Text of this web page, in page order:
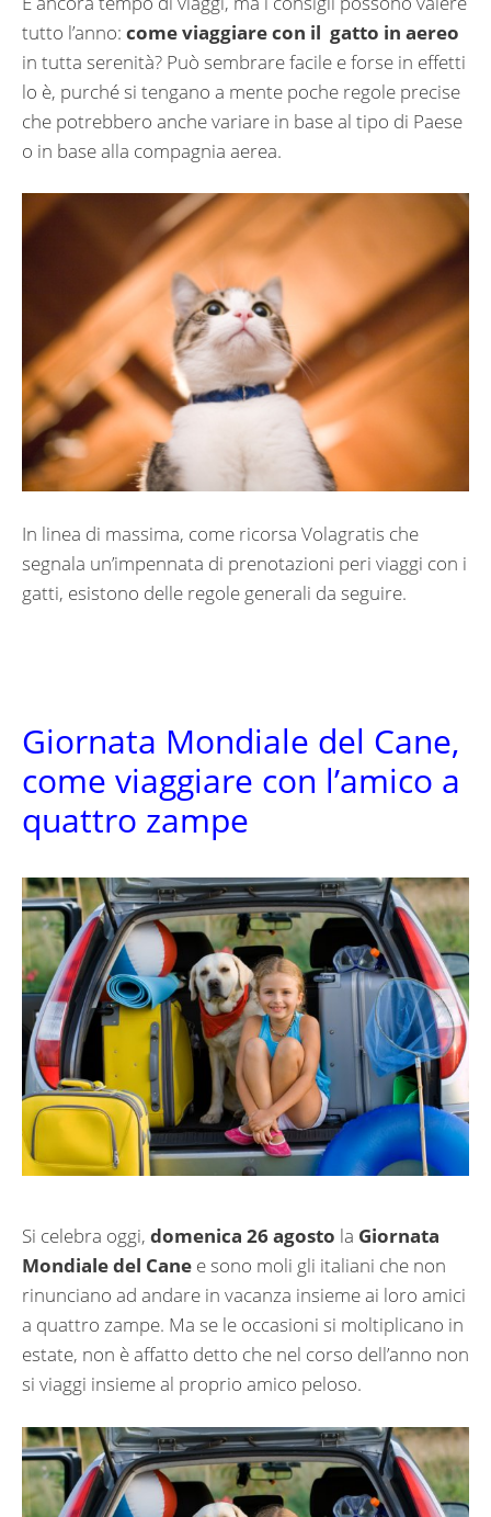
tutto l’anno: come viaggiare con il gatto in aereo
in tutta serenità? Può sembrare facile e forse in effetti
lo è, purché si tengano a mente poche regole precise
che potrebbero anche variare in base al tipo di Paese
o in base alla compagnia aerea.
In linea di massima, come ricorsa Volagratis che
segnala un’impennata di prenotazioni peri viaggi con i
gatti, esistono delle regole generali da seguire.
Giornata Mondiale del Cane,
come viaggiare con l’amico a
quattro zampe
Si celebra oggi, domenica 26 agosto la Giornata
Mondiale del Cane e sono moli gli italiani che non
rinunciano ad andare in vacanza insieme ai loro amici
a quattro zampe. Ma se le occasioni si moltiplicano in
estate, non è affatto detto che nel corso dell’anno non
si viaggi insieme al proprio amico peloso.